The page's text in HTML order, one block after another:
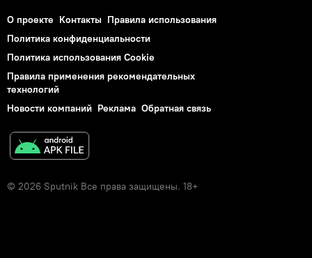
О проекте Контакты Правила использования
Политика конфиденциальности
Политика использования Cookie
Правила применения рекомендательных
технологий
Новости компаний Реклама Обратная связь
© 2026 Sputnik Все права защищены. 18+